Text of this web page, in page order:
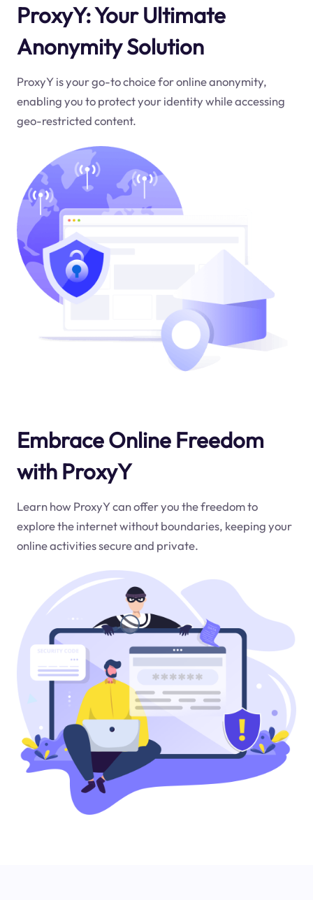
ProxyY: Your Ultimate
Anonymity Solution
ProxyY is your go-to choice for online anonymity,
enabling you to protect your identity while accessing
geo-restricted content.
Embrace Online Freedom
with ProxyY
Learn how ProxyY can offer you the freedom to
explore the internet without boundaries, keeping your
online activities secure and private.